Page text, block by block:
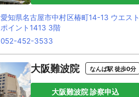
愛知県名古屋市中村区椿町14-13 ウエスト
ポイント1413 3階
052-452-3533
大阪難波院 なんば駅 徒歩0分
大阪難波院 診察申込